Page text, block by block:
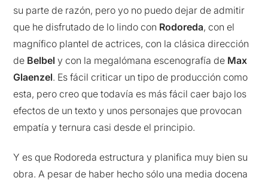
su parte de razón, pero yo no puedo dejar de admitir
que he disfrutado de lo lindo con Rodoreda, con el
magnífico plantel de actrices, con la clásica dirección
de Belbel y con la megalómana escenografía de Max
Glaenzel. Es fácil criticar un tipo de producción como
esta, pero creo que todavía es más fácil caer bajo los
efectos de un texto y unos personajes que provocan
empatía y ternura casi desde el principio.
Y es que Rodoreda estructura y planifica muy bien su
obra. A pesar de haber hecho sólo una media docena